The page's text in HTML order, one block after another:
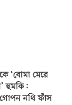
‘বোমা মেরে
হুমকি:
নথি ফাঁস